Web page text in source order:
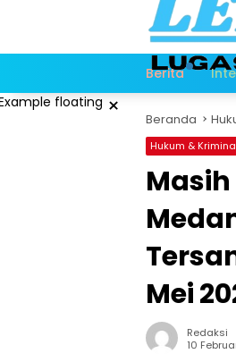
Berita
× Beranda
Hukum &
Mei
Redaksi
10